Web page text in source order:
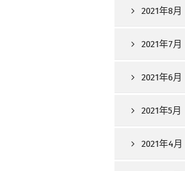
2021年8月
2021年7月
2021年6月
2021年5月
2021年4月